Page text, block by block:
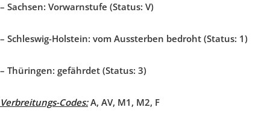
– Sachsen: Vorwarnstufe (Status: V)
– Schleswig-Holstein: vom Aussterben bedroht (Status: 1)
– Thüringen: gefährdet (Status: 3)
Verbreitungs-Codes:A, AV, M1, M2, F